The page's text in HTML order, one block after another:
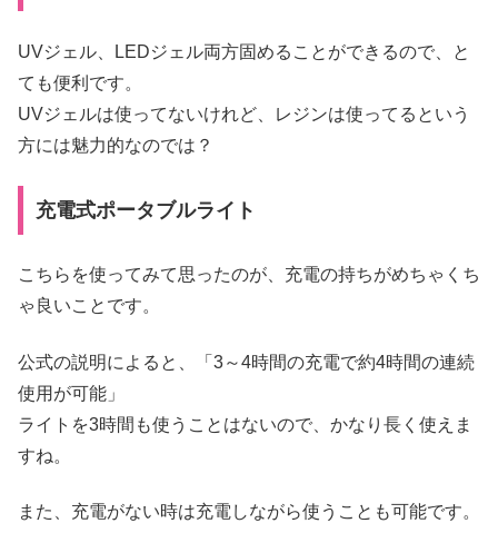
UVジェル、LEDジェル両方固めることができるので、と
ても便利です。
UVジェルは使ってないけれど、レジンは使ってるという
方には魅力的なのでは？
充電式ポータブルライト
こちらを使ってみて思ったのが、充電の持ちがめちゃくち
ゃ良いことです。
公式の説明によると、「3～4時間の充電で約4時間の連続
使用が可能」
ライトを3時間も使うことはないので、かなり長く使えま
すね。
また、充電がない時は充電しながら使うことも可能です。